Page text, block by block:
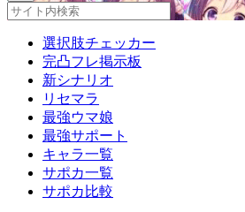
選択肢チェッカー
完凸フレ掲示板
新シナリオ
リセマラ
最強ウマ娘
最強サポート
キャラ一覧
サポカ一覧
サポカ比較